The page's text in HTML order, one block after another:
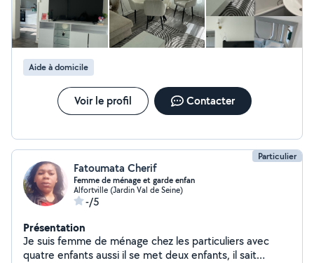
Aide à domicile
Voir le profil Contacter
Particulier
Fatoumata Cherif
Femme de ménage et garde enfan
Alfortville (Jardin Val de Seine)
-/5
Présentation
Je suis femme de ménage chez les particuliers avec
quatre enfants aussi il se met deux enfants, il sait